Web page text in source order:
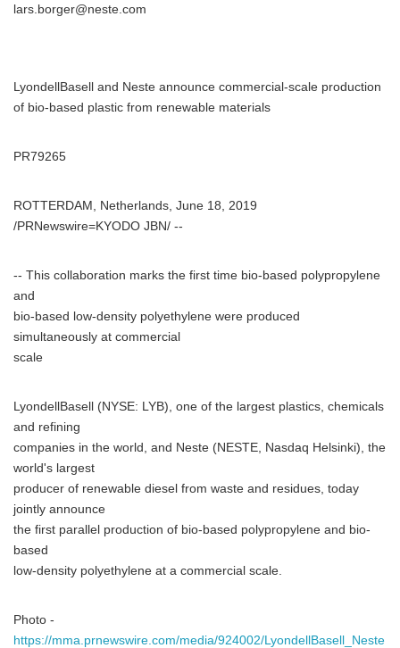
lars.borger@neste.com
LyondellBasell and Neste announce commercial-scale production
of bio-based plastic from renewable materials
PR79265
ROTTERDAM, Netherlands, June 18, 2019
/PRNewswire=KYODO JBN/ --
-- This collaboration marks the first time bio-based polypropylene
and
bio-based low-density polyethylene were produced
simultaneously at commercial
scale
LyondellBasell (NYSE: LYB), one of the largest plastics, chemicals
and refining
companies in the world, and Neste (NESTE, Nasdaq Helsinki), the
world's largest
producer of renewable diesel from waste and residues, today
jointly announce
the first parallel production of bio-based polypropylene and bio-
based
low-density polyethylene at a commercial scale.
Photo -
https://mma.prnewswire.com/media/924002/LyondellBasell_Neste